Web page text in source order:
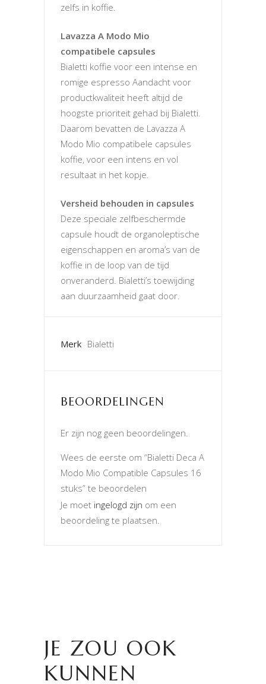
zelfs in koffie.
Lavazza A Modo Mio
compatibele capsules
Bialetti koffie voor een intense en
romige espresso Aandacht voor
productkwaliteit heeft altijd de
hoogste prioriteit gehad bij Bialetti.
Daarom bevatten de Lavazza A
Modo Mio compatibele capsules
koffie, voor een intens en vol
resultaat in het kopje.
Versheid behouden in capsules
Deze speciale zelfbeschermde
capsule houdt de organoleptische
eigenschappen en aroma’s van de
koffie in de loop van de tijd
onveranderd. Bialetti’s toewijding
aan duurzaamheid gaat door.
Merk Bialetti
BEOORDELINGEN
Er zijn nog geen beoordelingen.
Wees de eerste om “Bialetti Deca A
Modo Mio Compatible Capsules 16
stuks” te beoordelen
Je moet ingelogd zijn om een
beoordeling te plaatsen.
JE ZOU OOK
KUNNEN